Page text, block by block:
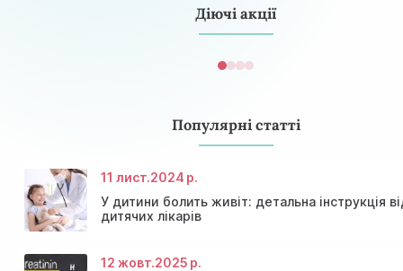
консервативне лікування кілька сезонів підряд не дає
Діючі акції
Популярні статті
11 лист.2024 р.
У дитини болить живіт: детальна інструкція
дитячих лікарів
12 жовт.2025 р.